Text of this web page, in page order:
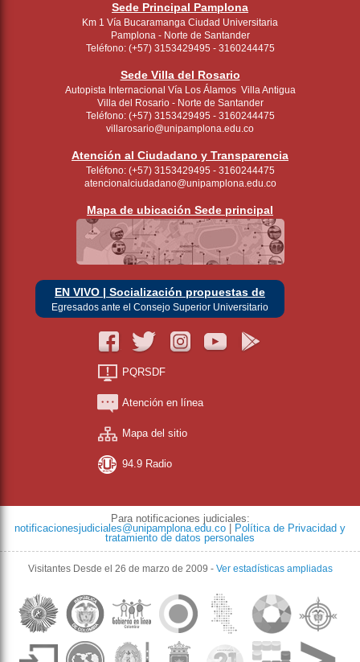
Sede Principal Pamplona
Km 1 Vía Bucaramanga Ciudad Universitaria
Pamplona - Norte de Santander
Teléfono: (+57) 3153429495 - 3160244475
Sede Villa del Rosario
Autopista Internacional Vía Los Álamos Villa Antigua
Villa del Rosario - Norte de Santander
Teléfono: (+57) 3153429495 - 3160244475
villarosario@unipamplona.edu.co
Atención al Ciudadano y Transparencia
Teléfono: (+57) 3153429495 - 3160244475
atencionalciudadano@unipamplona.edu.co
Mapa de ubicación Sede principal
EN VIVO | Socialización propuestas de
Egresados ante el Consejo Superior Universitario
PQRSDF
Atención en línea
Mapa del sitio
94.9 Radio
Para notificaciones judiciales:
notificacionesjudiciales@unipamplona.edu.co
Política de Privacidad y
tratamiento de datos personales
Visitantes Desde el 26 de marzo de 2009 - Ver estadísticas ampliadas